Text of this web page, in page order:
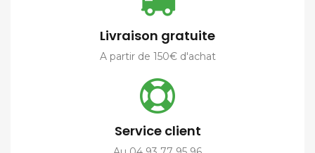
Livraison gratuite
A partir de 150€ d'achat
Service client